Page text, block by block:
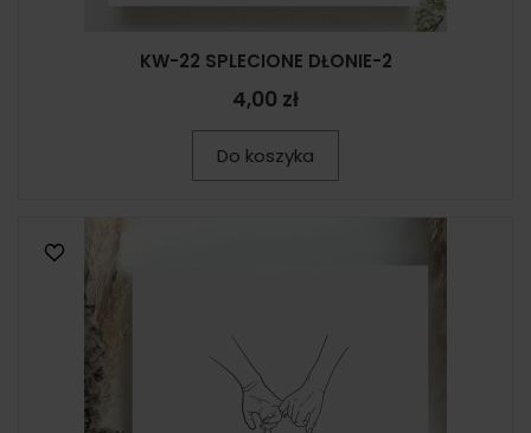
KW-22 SPLECIONE DŁONIE-2
4,00 zł
Do koszyka